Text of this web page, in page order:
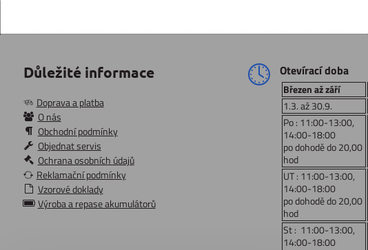
Důležité informace
Doprava a platba
O nás
Obchodní podmínky
Objednat servis
Ochrana osobních údajů
Reklamační podmínky
Vzorové doklady
Výroba a repase akumulátorů
Otevírací doba
Březen až září
1.3. až 30.9.
Po : 11:00-13:00,
14:00-18:00
po dohodě do 20,00
hod
UT : 11:00-13:00,
14:00-18:00
po dohodě do 20,00
hod
St : 11:00-13:00,
14:00-18:00